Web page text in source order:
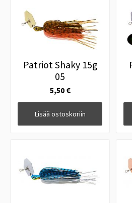
Patriot Shaky 15g
05
5,50 €
Lisää ostoskoriin